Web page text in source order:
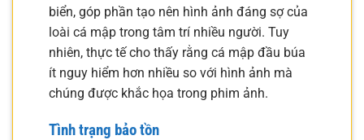
biển, góp phần tạo nên hình ảnh đáng sợ của
loài cá mập trong tâm trí nhiều người. Tuy
nhiên, thực tế cho thấy rằng cá mập đầu búa
ít nguy hiểm hơn nhiều so với hình ảnh mà
chúng được khắc họa trong phim ảnh.
Tình trạng bảo tồn